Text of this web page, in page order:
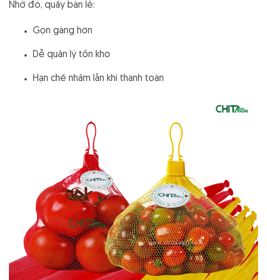
Nhờ đó, quầy bán lẻ:
Gọn gàng hơn
Dễ quản lý tồn kho
Hạn chế nhầm lẫn khi thanh toán